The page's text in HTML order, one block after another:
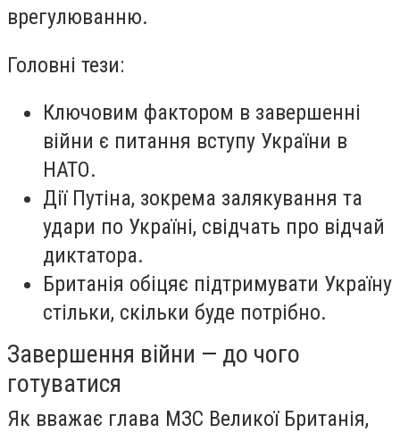
врегулюванню.
Головні тези:
Ключовим фактором в завершенні
війни є питання вступу України в
НАТО.
Дії Путіна, зокрема залякування та
удари по Україні, свідчать про відчай
диктатора.
Британія обіцяє підтримувати Україну
стільки, скільки буде потрібно.
Завершення війни — до чого
готуватися
Як вважає глава МЗС Великої Британія,